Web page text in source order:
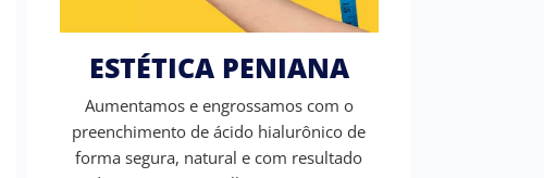
ESTÉTICA PENIANA
Aumentamos e engrossamos com o
preenchimento de ácido hialurônico de
forma segura, natural e com resultado